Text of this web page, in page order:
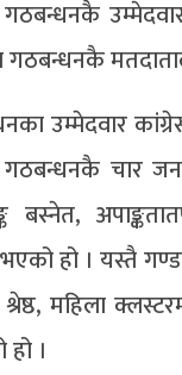
गठबन्धनकै
उम्मेदवार
गठबन्धनकै चार
बस्नेत,
हो । यस्तै
महिला
।